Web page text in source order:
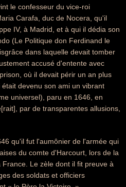
le confesseur du vice-roi
Carafa, duc de Nocera, qu'il
IV, à Madrid, et à qui il dédia son
(Le Politique don Ferdinand le
dans laquelle devait tomber
accusé d'entente avec
où il devait périr un an plus
devenu son ami un vibrant
universel), paru en 1646, en
par de transparentes allusions,
qu'il fut l'aumônier de l'armée qui
du comte d'Harcourt, lors de la
Le zèle dont il fit preuve à
des soldats et officiers